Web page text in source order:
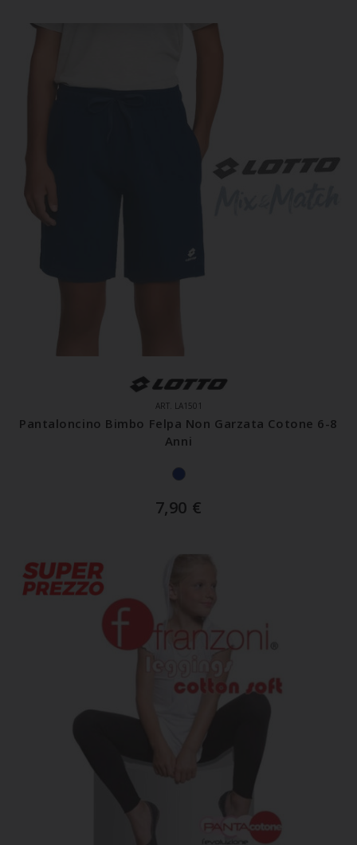
ART. LA1501
Pantaloncino Bimbo Felpa Non Garzata Cotone 6-8
Anni
7,90 €